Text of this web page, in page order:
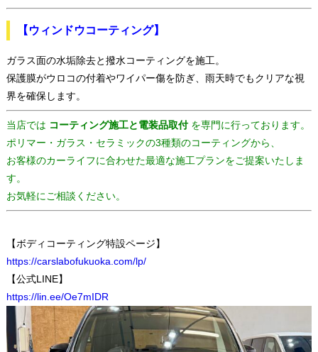
【ウィンドウコーティング】
ガラス面の水垢除去と撥水コーティングを施工。
保護膜がウロコの付着やワイパー傷を防ぎ、雨天時でもクリアな視
界を確保します。
当店では コーティング施工と電装品取付を専門に行っております。
ポリマー・ガラス・セラミックの3種類のコーティングから、
お客様のカーライフに合わせた最適な施工プランをご提案いたしま
す。
お気軽にご相談ください。
【ボディコーティング特設ページ】
https://carslabofukuoka.com/lp/
【公式LINE】
https://lin.ee/Oe7mIDR